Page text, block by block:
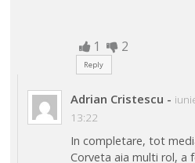
1 2
Reply
Adrian Cristescu -
13:22
In completare, tot
Corveta aia multi rol, a